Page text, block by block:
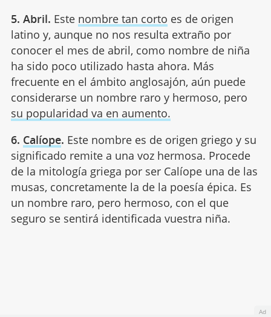
5. Abril. Este nombre tan corto es de origen
latino y, aunque no nos resulta extraño por
conocer el mes de abril, como nombre de niña
ha sido poco utilizado hasta ahora. Más
frecuente en el ámbito anglosajón, aún puede
considerarse un nombre raro y hermoso, pero
su popularidad va en aumento.
6. Calíope. Este nombre es de origen griego y su
significado remite a una voz hermosa. Procede
de la mitología griega por ser Calíope una de las
musas, concretamente la de la poesía épica. Es
un nombre raro, pero hermoso, con el que
seguro se sentirá identificada vuestra niña.
Ad